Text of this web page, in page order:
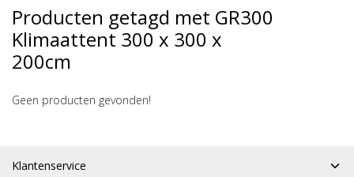
Producten getagd met GR300
Klimaattent 300 x 300 x
200cm
Geen producten gevonden!
Klantenservice